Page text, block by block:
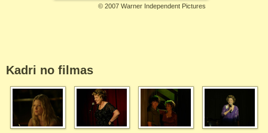
© 2007 Warner Independent Pictures
Kadri no filmas